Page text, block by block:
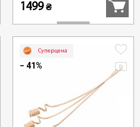
1499₴
Суперцена
− 41%